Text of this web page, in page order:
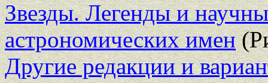
Звезды. Легенды и
астрономических имен
Другие редакции и